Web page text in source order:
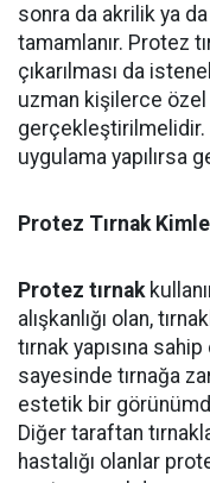
sonra da akrilik ya
tamamlanır. Protez
çıkarılması da
uzman kişilerce
gerçekleştirilmelidir.
uygulama yapılırsa
Protez Tırnak
Protez tırnak
alışkanlığı olan,
tırnak yapısına
sayesinde tırnağa
estetik bir
Diğer taraftan
hastalığı olanlar